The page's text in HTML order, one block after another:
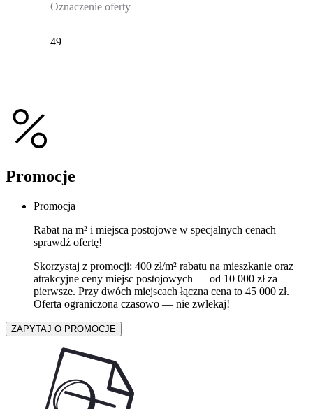
Oznaczenie oferty
49
Promocje
Promocja
Rabat na m² i miejsca postojowe w specjalnych cenach —
sprawdź ofertę!
Skorzystaj z promocji: 400 zł/m² rabatu na mieszkanie oraz
atrakcyjne ceny miejsc postojowych — od 10 000 zł za
pierwsze. Przy dwóch miejscach łączna cena to 45 000 zł.
Oferta ograniczona czasowo — nie zwlekaj!
ZAPYTAJ O PROMOCJE